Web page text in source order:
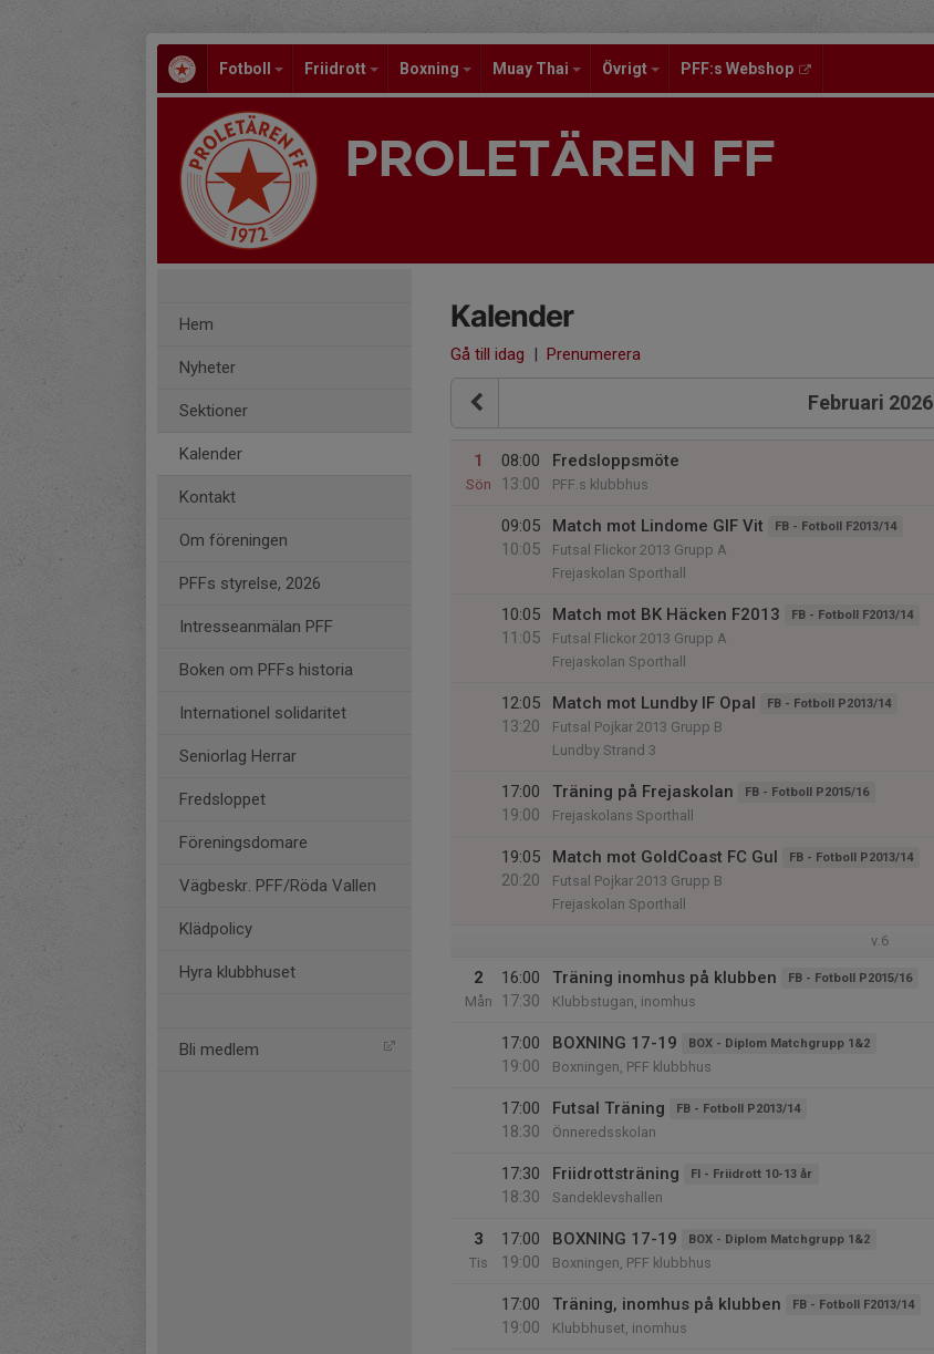
Fotboll Friidrott Boxning Muay Thai Övrigt PFF:s Webshop
PROLETÄREN FF
Hem
Nyheter
Sektioner
Kalender
Kontakt
Om föreningen
PFFs styrelse, 2026
Intresseanmälan PFF
Boken om PFFs historia
Internationel solidaritet
Seniorlag Herrar
Fredsloppet
Föreningsdomare
Vägbeskr. PFF/Röda Vallen
Klädpolicy
Hyra klubbhuset
Bli medlem
Kalender
Gå till idag | Prenumerera
Februari 2026
1
Sön
08:00
13:00
Fredsloppsmöte
PFF.s klubbhus
09:05
10:05
Match mot Lindome GIF Vit FB - Fotboll F2013/14
Futsal Flickor 2013 Grupp A
Frejaskolan Sporthall
10:05
11:05
Match mot BK Häcken F2013 FB - Fotboll F2013/14
Futsal Flickor 2013 Grupp A
Frejaskolan Sporthall
12:05
13:20
Match mot Lundby IF Opal FB - Fotboll P2013/14
Futsal Pojkar 2013 Grupp B
Lundby Strand 3
17:00
19:00
Träning på Frejaskolan FB - Fotboll P2015/16
Frejaskolans Sporthall
19:05
20:20
Match mot GoldCoast FC Gul FB - Fotboll P2013/14
Futsal Pojkar 2013 Grupp B
Frejaskolan Sporthall
v.6
2
Mån
16:00
17:30
Träning inomhus på klubben FB - Fotboll P2015/16
Klubbstugan, inomhus
17:00
19:00
BOXNING 17-19 BOX - Diplom Matchgrupp 1&2
Boxningen, PFF klubbhus
17:00
18:30
Futsal Träning FB - Fotboll P2013/14
Önneredsskolan
17:30
18:30
Friidrottsträning FI - Friidrott 10-13 år
Sandeklevshallen
3
Tis
17:00
19:00
BOXNING 17-19 BOX - Diplom Matchgrupp 1&2
Boxningen, PFF klubbhus
17:00
19:00
Träning, inomhus på klubben FB - Fotboll F2013/14
Klubbhuset, inomhus